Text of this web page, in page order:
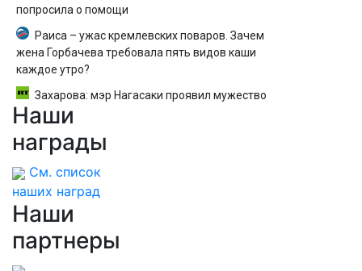
попросила о помощи
Раиса – ужас кремлевских поваров. Зачем
жена Горбачева требовала пять видов каши
каждое утро?
Захарова: мэр Нагасаки проявил мужество
словами о бомбардировке США - RT Russia -
Наши
награды
См. список
наших наград
Наши
партнеры